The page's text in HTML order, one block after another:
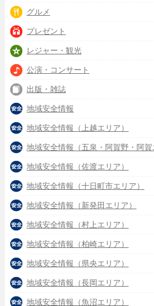
グルメ
プレゼント
レジャー・観光
公演・コンサート
出版・雑誌
地域安全情報
地域安全情報（上越エリア）
地域安全情報（五泉・阿賀野・阿賀
地域安全情報（佐渡エリア）
地域安全情報（十日町市エリア）
地域安全情報（新発田エリア）
地域安全情報（村上エリア）
地域安全情報（柏崎エリア）
地域安全情報（県央エリア）
地域安全情報（長岡エリア）
地域安全情報（魚沼エリア）